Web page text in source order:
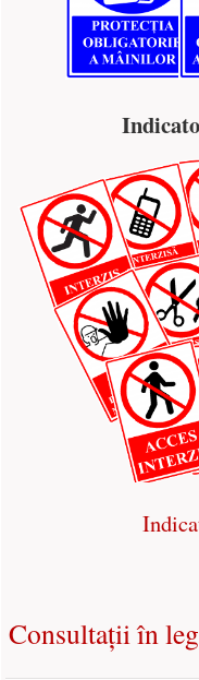
Consultații în